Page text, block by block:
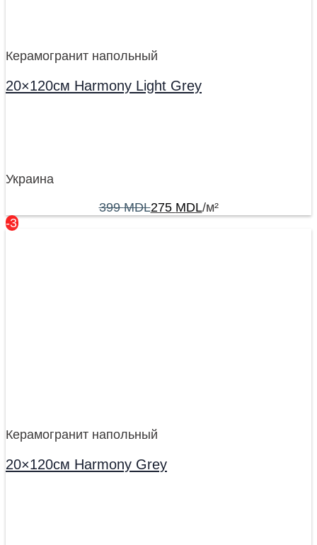
Керамогранит напольный
20×120см Harmony Light Grey
Украина
399MDL275 MDL/м²
-31%
Керамогранит напольный
20×120см Harmony Grey